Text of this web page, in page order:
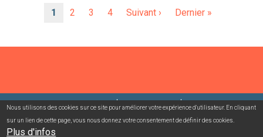
Page
1 Page
2 Page
3 Page
4
Page
Suivant ›
Dernière
Dernier »
©2026 USACcgt Mentions légales Contact
Campagnes mailing/abonnement
Nous utilisons des cookies sur ce site pour améliorer votre expérience d'utilisateur. En cliquant
sur un lien de cette page, vous nous donnez votre consentement de définir des cookies.
Plus d'infos